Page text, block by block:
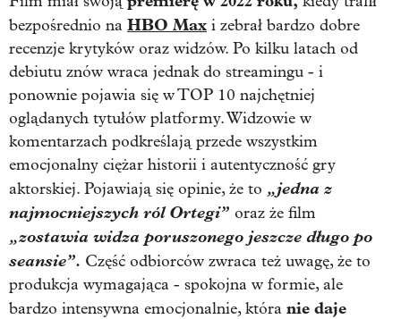
bezpośrednio na HBO Max i zebrał bardzo dobre
recenzje krytyków oraz widzów. Po kilku latach od
debiutu znów wraca jednak do streamingu - i
ponownie pojawia się w TOP 10 najchętniej
oglądanych tytułów platformy. Widzowie w
komentarzach podkreślają przede wszystkim
emocjonalny ciężar historii i autentyczność gry
aktorskiej. Pojawiają się opinie, że to „jedna z
najmocniejszych ról Ortegi” oraz że film
„zostawia widza poruszonego jeszcze długo po
seansie”. Część odbiorców zwraca też uwagę, że to
produkcja wymagająca - spokojna w formie, ale
bardzo intensywna emocjonalnie, która nie daje